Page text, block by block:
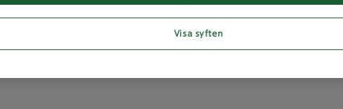
Visa syften